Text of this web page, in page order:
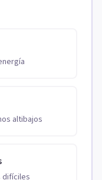
altibajos
difíciles